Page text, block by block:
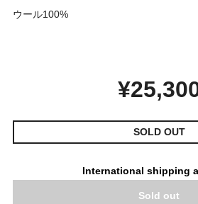
ウール100%
SOLD OUT
International shipping
Sold out